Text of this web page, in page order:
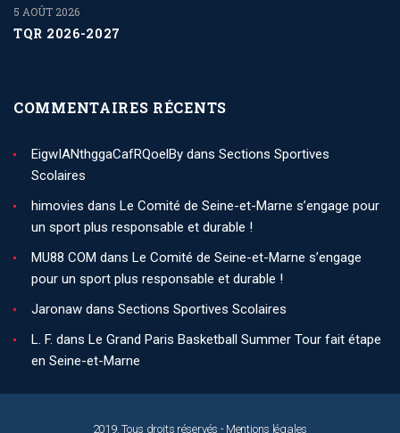
TQR 2026-2027
5 AOÛT 2026
COMMENTAIRES RÉCENTS
EigwIANthggaCafRQoelBy dans Sections Sportives
Scolaires
himovies dans Le Comité de Seine-et-Marne s’engage pour
un sport plus responsable et durable !
MU88 COM dans Le Comité de Seine-et-Marne s’engage
pour un sport plus responsable et durable !
Jaronaw dans Sections Sportives Scolaires
L. F. dans Le Grand Paris Basketball Summer Tour fait étape
en Seine-et-Marne
2019. Tous droits réservés - Mentions légales